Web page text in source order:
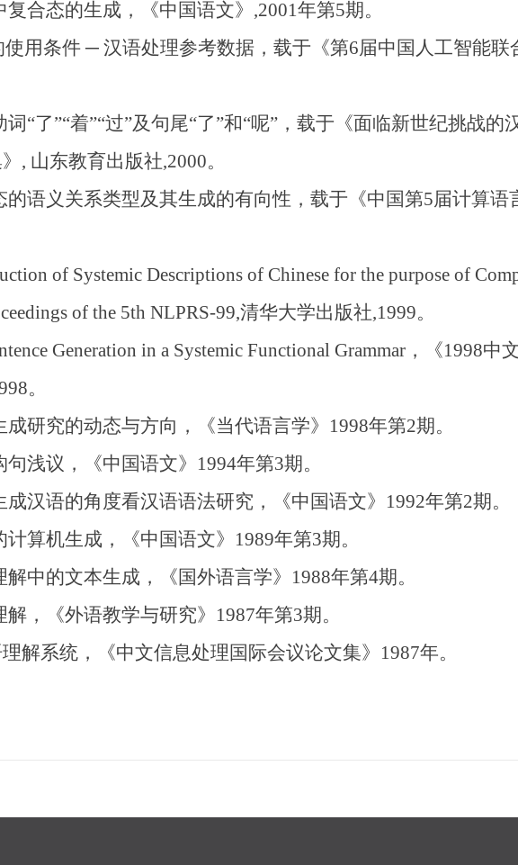
态的生成，《中国语文》,2001年第5期。
用条件 ─ 汉语处理参考数据，载于《第6届中国人工智能联
了”“着”“过”及句尾“了”和“呢”，载于《面临新世纪挑战
, 山东教育出版社,2000。
义关系类型及其生成的有向性，载于《中国第5届计算语
of Systemic Descriptions of Chinese for the purpose of
of the 5th NLPRS-99,清华大学出版社,1999。
Generation in a Systemic Functional Grammar，《1998中
。
究的动态与方向，《当代语言学》1998年第2期。
议，《中国语文》1994年第3期。
语的角度看汉语语法研究，《中国语文》1992年第2期。
机生成，《中国语文》1989年第3期。
的文本生成，《国外语言学》1988年第4期。
《外语教学与研究》1987年第3期。
系统，《中文信息处理国际会议论文集》1987年。